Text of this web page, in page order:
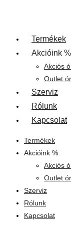
Termékek
Akcióink %
Akciós
Outlet
Szerviz
Rólunk
Kapcsolat
Termékek
Akcióink %
Akciós
Outlet
Szerviz
Rólunk
Kapcsolat